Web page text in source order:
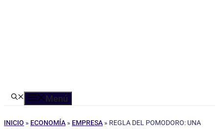
Menú
INICIO » ECONOMÍA » EMPRESA » REGLA DEL POMODORO: UNA